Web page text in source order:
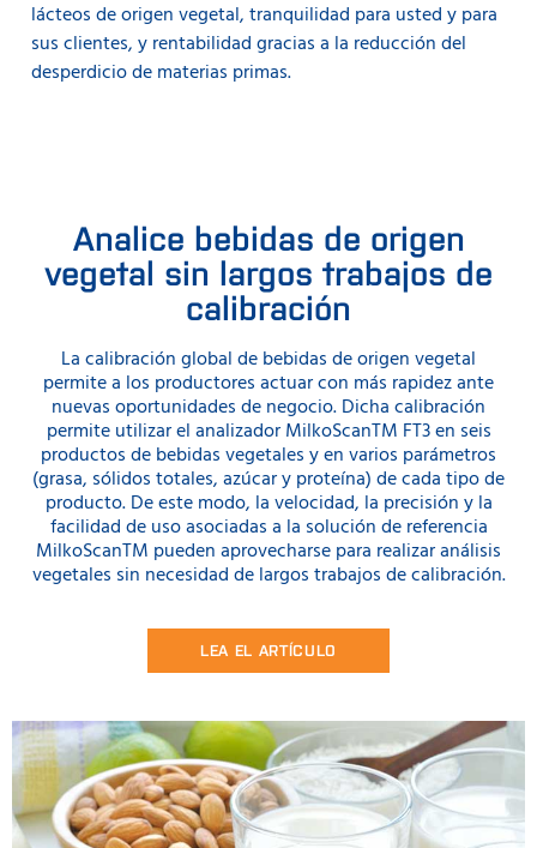
lácteos de origen vegetal, tranquilidad para usted y para
sus clientes, y rentabilidad gracias a la reducción del
desperdicio de materias primas.
Analice bebidas de origen
vegetal sin largos trabajos de
calibración
La calibración global de bebidas de origen vegetal
permite a los productores actuar con más rapidez ante
nuevas oportunidades de negocio. Dicha calibración
permite utilizar el analizador MilkoScanTM FT3 en seis
productos de bebidas vegetales y en varios parámetros
(grasa, sólidos totales, azúcar y proteína) de cada tipo de
producto. De este modo, la velocidad, la precisión y la
facilidad de uso asociadas a la solución de referencia
MilkoScanTM pueden aprovecharse para realizar análisis
vegetales sin necesidad de largos trabajos de calibración.
LEA EL ARTÍCULO